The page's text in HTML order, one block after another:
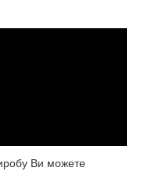
Ви можете